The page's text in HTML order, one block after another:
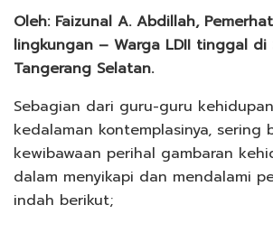
Oleh: Faizunal A. Abdillah,
lingkungan – Warga LDII tinggal di
Tangerang Selatan.
Sebagian dari guru-guru
kedalaman kontemplasinya, sering
kewibawaan perihal gambaran
dalam menyikapi dan mendalami
indah berikut;